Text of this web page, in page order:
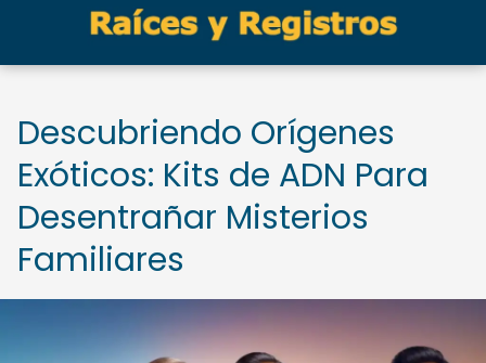
Descubriendo Orígenes
Exóticos: Kits de ADN Para
Desentrañar Misterios
Familiares